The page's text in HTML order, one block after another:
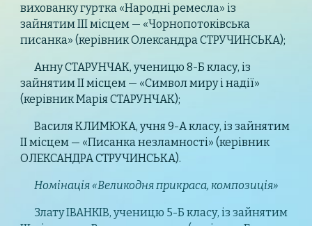
вихованку гуртка «Народні ремесла» із
зайнятим ІІІ місцем — «Чорнопотоківська
писанка» (керівник Олександра СТРУЧИНСЬКА);
Анну СТАРУНЧАК, ученицю 8-Б класу, із
зайнятим ІІ місцем — «Символ миру і надії»
(керівник Марія СТАРУНЧАК);
Василя КЛИМЮКА, учня 9-А класу, із зайнятим
ІІ місцем — «Писанка незламності» (керівник
ОЛЕКСАНДРА СТРУЧИНСЬКА).
Номінація «Великодня прикраса, композиція»
Злату ІВАНКІВ, ученицю 5-Б класу, із зайнятим